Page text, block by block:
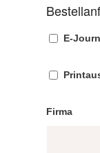
E-
Firma